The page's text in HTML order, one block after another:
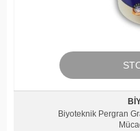
Biyoteknik Pergran